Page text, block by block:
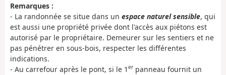
Remarques :
- La randonnée se situe dans un espace naturel sensible, qui
est aussi une propriété privée dont l'accès aux piétons est
autorisé par le propriétaire. Demeurer sur les sentiers et ne
pas pénétrer en sous-bois, respecter les différentes
indications.
- Au carrefour après le pont, si le 1 er panneau fournit un